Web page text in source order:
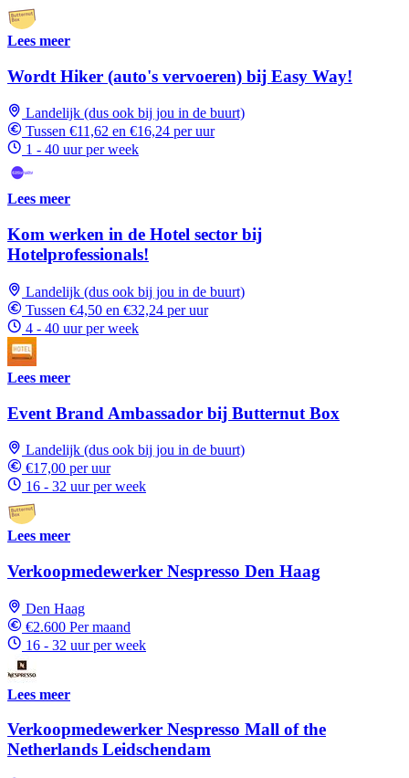
Lees meer
Wordt Hiker (auto's vervoeren) bij Easy Way!
Landelijk (dus ook bij jou in de buurt)
Tussen €11,62 en €16,24 per uur
1 - 40 uur per week
Lees meer
Kom werken in de Hotel sector bij
Hotelprofessionals!
Landelijk (dus ook bij jou in de buurt)
Tussen €4,50 en €32,24 per uur
4 - 40 uur per week
Lees meer
Event Brand Ambassador bij Butternut Box
Landelijk (dus ook bij jou in de buurt)
€17,00 per uur
16 - 32 uur per week
Lees meer
Verkoopmedewerker Nespresso Den Haag
Den Haag
€2.600 Per maand
16 - 32 uur per week
Lees meer
Verkoopmedewerker Nespresso Mall of the
Netherlands Leidschendam